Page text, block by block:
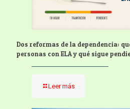
Dos reformas de la dependencia:
personas con ELA y qué sigue
Leer más